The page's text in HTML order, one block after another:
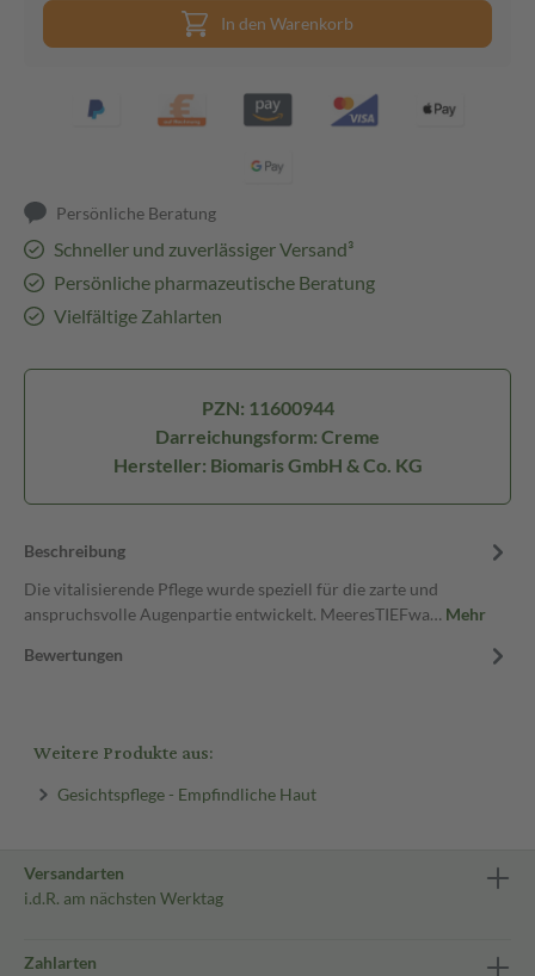
In den Warenkorb
Persönliche Beratung
Schneller und zuverlässiger Versand³
Persönliche pharmazeutische Beratung
Vielfältige Zahlarten
PZN: 11600944
Darreichungsform: Creme
Hersteller: Biomaris GmbH & Co. KG
Beschreibung
Die vitalisierende Pflege wurde speziell für die zarte und
anspruchsvolle Augenpartie entwickelt. MeeresTIEFwa… Mehr
Bewertungen
Weitere Produkte aus:
Gesichtspflege - Empfindliche Haut
Versandarten
i.d.R. am nächsten Werktag
Zahlarten